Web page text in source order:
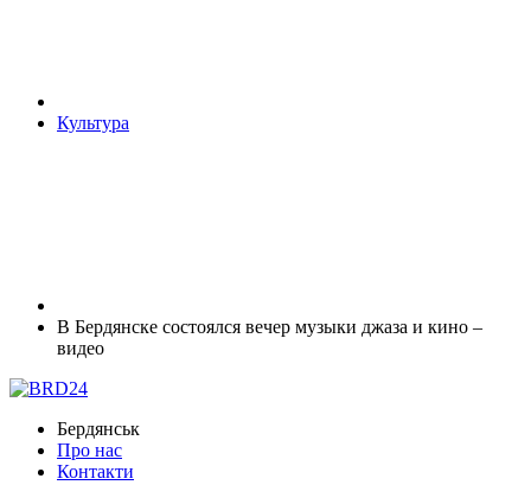
Культура
В Бердянске состоялся вечер музыки джаза и кино –
видео
Бердянськ
Про нас
Контакти